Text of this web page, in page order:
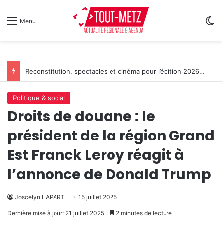
Menu
Reconstitution, spectacles et cinéma pour l’édition 2026 de « Ça tombe comme à Gravelotte »
Politique & social
Droits de douane : le
président de la région Grand
Est Franck Leroy réagit à
l’annonce de Donald Trump
Joscelyn LAPART 15 juillet 2025
Dernière mise à jour: 21 juillet 2025 2 minutes de lecture